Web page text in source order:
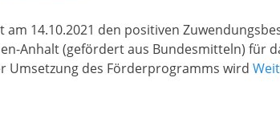
14.10.2021 den positiven
Anhalt (gefördert aus Bundesmitteln) für
Umsetzung des Förderprogramms wird